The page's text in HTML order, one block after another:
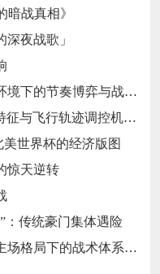
暗战真相》
深夜战歌」
节奏博弈与战术自适应
以2026世界杯BBVA球场为实证场景”
世界杯的经济版图
惊天逆转
：传统豪门集体遇险
局下的战术体系重构